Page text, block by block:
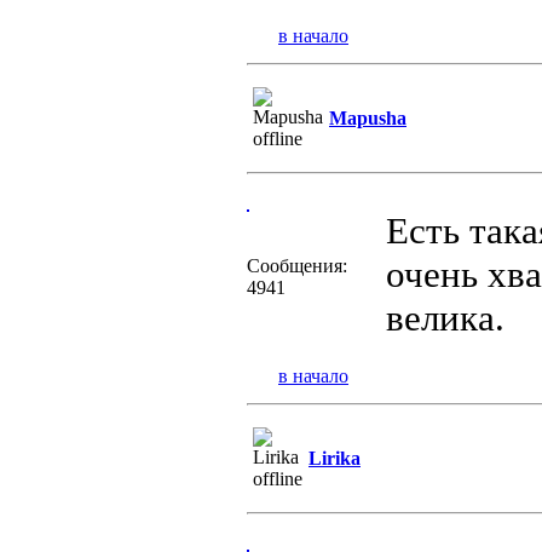
в начало
Mapusha
Сообщения:
4941
Есть
очень
велика.
в начало
Lirika